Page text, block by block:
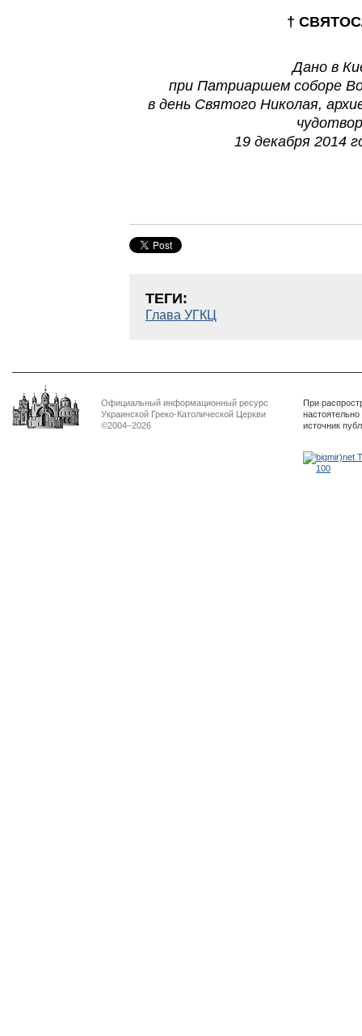
†
Дано в
при Патриаршем соборе
в день Святого Николая,
19 декабря 2014
ТЕГИ:
Глава УГКЦ
Официальный информационный ресурс
Украинской Греко-Католической Церкви
©2004–2026
При
источник